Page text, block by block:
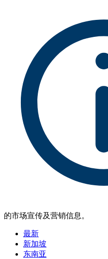
的市场宣传及营销信息。
最新
新加坡
东南亚